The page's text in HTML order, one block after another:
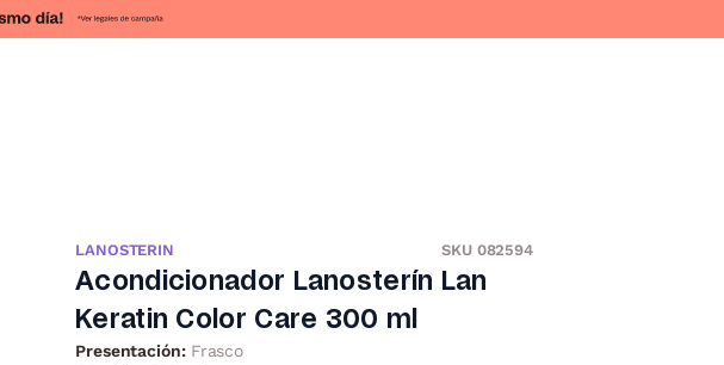
LANOSTERIN SKU 082594
Acondicionador Lanosterín Lan
Keratin Color Care 300 ml
Presentación: Frasco